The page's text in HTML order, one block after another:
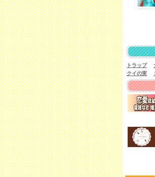
商品レ
トラップ
クイの実